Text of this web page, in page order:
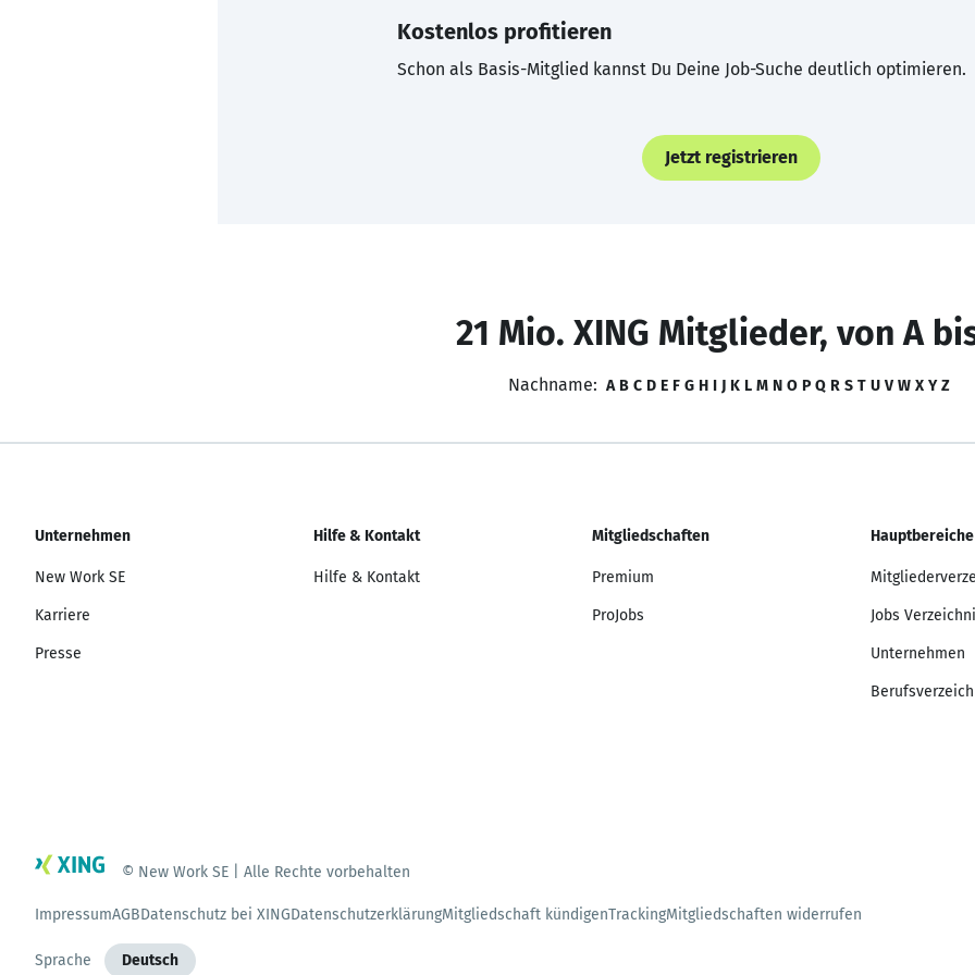
Kostenlos profitieren
Schon als Basis-Mitglied kannst Du Deine Job-Suche deutlich optimieren.
Jetzt registrieren
21 Mio. XING Mitglieder, von A
Nachname: A B C D E F G H I J K L M N O P Q R S T U V W X Y Z
Unternehmen
New Work SE
Karriere
Presse
Hilfe & Kontakt
Hilfe & Kontakt
Mitgliedschaften
Premium
ProJobs
Hauptbereiche
Jobs
Unternehmen
© New Work SE | Alle Rechte vorbehalten
ImpressumAGBDatenschutz bei XINGDatenschutzerklärungMitgliedschaft kündigenTrackingMitgliedschaften widerrufen
Sprache Deutsch